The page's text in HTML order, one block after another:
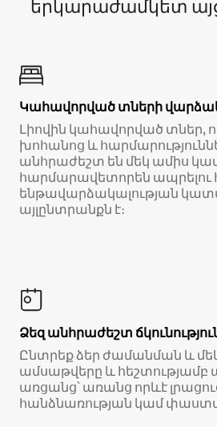
երկարաժամկետ
Կահավորված տների
Լիովին կահավորված տներ,
խոհանոց և
անհրաժեշտ են մեկ ամիս
հարմարավետորեն ապրելու
ենթավարձակալության
այլընտրանքն է։
Ձեզ անհրաժեշտ
Ընտրեք ձեր ժամանման և
ամսաթվերը և հեշտությամբ
առցանց՝ առանց որևէ
հանձնառության կամ